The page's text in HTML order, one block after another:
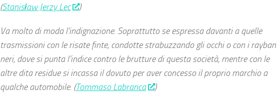
(Stanisław Jerzy Lec )
Va molto di moda l’indignazione. Soprattutto se espressa davanti a quelle
trasmissioni con le risate finte, condotte strabuzzando gli occhi o con i rayban
neri, dove si punta l’indice contro le brutture di questa società, mentre con le
altre dita residue si incassa il dovuto per aver concesso il proprio marchio a
qualche automobile. (Tommaso Labranca )